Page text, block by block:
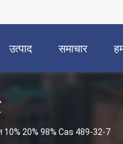
उत्पाद समाचार
10% 20% 98% Cas 489-32-7